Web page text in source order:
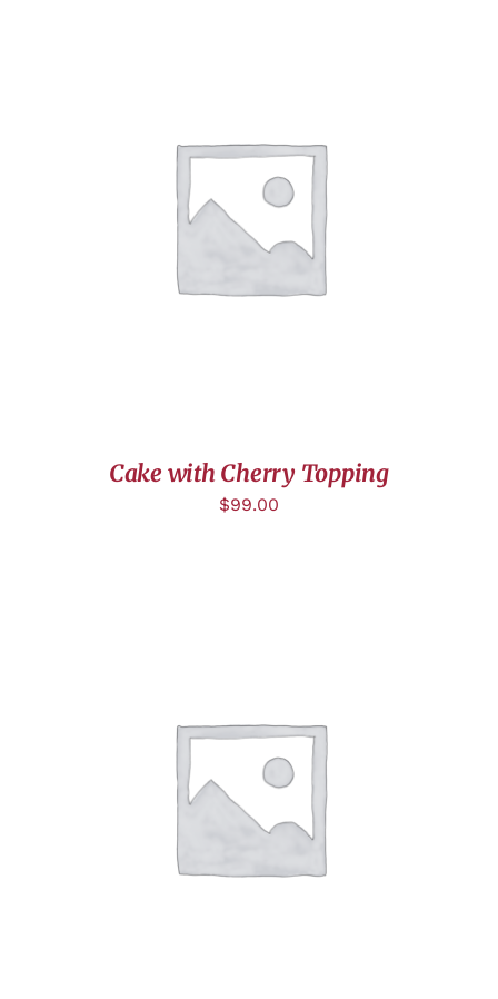
AJOUTER AU PANIER
Cake with Cherry Topping
$99.00
DÉTAILS